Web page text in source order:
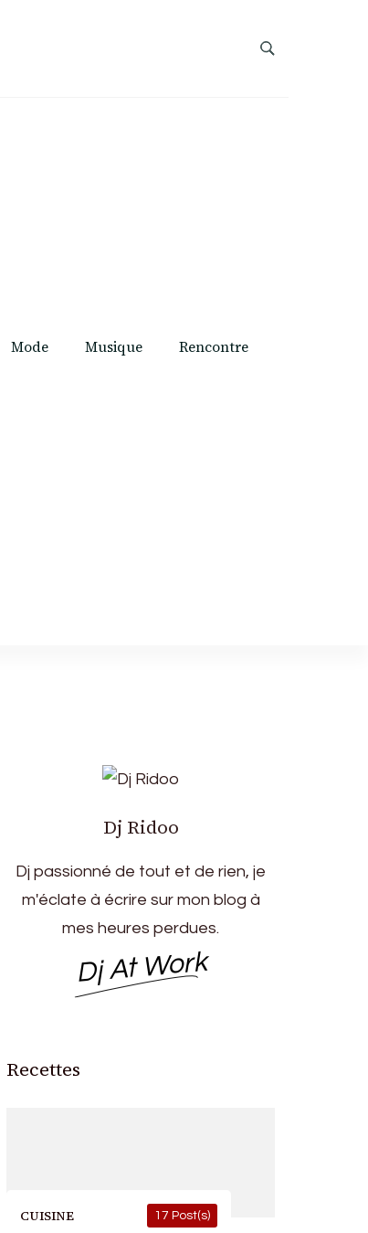
Mode Musique Rencontre
Dj Ridoo
Dj passionné de tout et de rien, je
m'éclate à écrire sur mon blog à
mes heures perdues.
Dj At Work
Recettes
CUISINE 17 Post(s)